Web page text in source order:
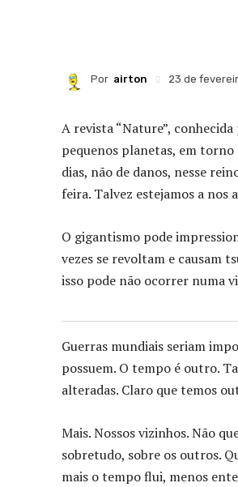
Por airton 23 de
A revista “Nature”,
pequenos planetas, em
dias, não de danos, nesse
feira. Talvez estejamos a nos
O gigantismo pode
vezes se revoltam e causam
isso pode não ocorrer numa
Guerras mundiais seriam
possuem. O tempo é outro.
alteradas. Claro que temos
Mais. Nossos vizinhos. Não
sobretudo, sobre os outros.
mais o tempo flui, menos